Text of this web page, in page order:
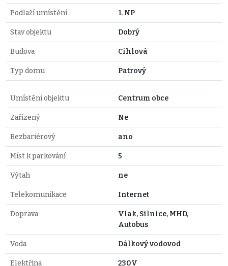
Podlaží umístění 1. NP
Stav objektu Dobrý
Budova Cihlová
Typ domu Patrový
Umístění objektu Centrum obce
Zařízený Ne
Bezbariérový ano
Míst k parkování 5
Výtah ne
Telekomunikace Internet
Doprava
Vlak, Silnice, MHD,
Autobus
Voda Dálkový vodovod
Elektřina 230V